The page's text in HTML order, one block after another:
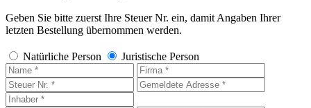
Geben Sie bitte zuerst Ihre Steuer Nr. ein, damit Angaben Ihrer
letzten Bestellung übernommen werden.
Natürliche Person Juristische Person